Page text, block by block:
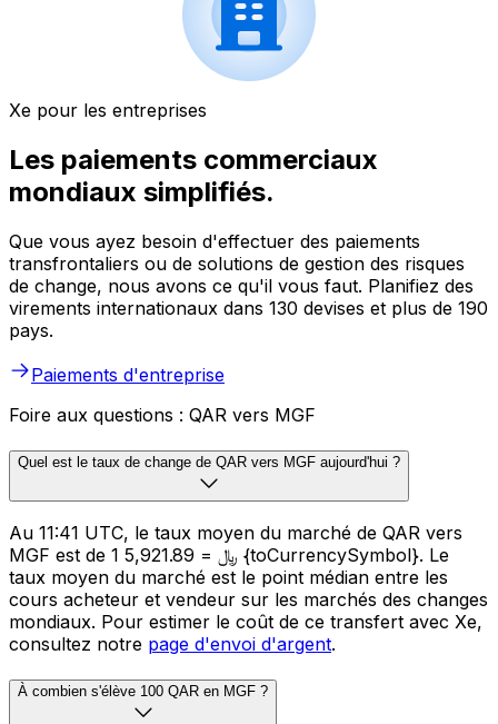
Xe pour les entreprises
Les paiements commerciaux
mondiaux simplifiés.
Que vous ayez besoin d'effectuer des paiements
transfrontaliers ou de solutions de gestion des risques
de change, nous avons ce qu'il vous faut. Planifiez des
virements internationaux dans 130 devises et plus de 190
pays.
Paiements d'entreprise
Foire aux questions : QAR vers MGF
Quel est le taux de change de QAR vers MGF aujourd'hui ?
Au 11:41 UTC, le taux moyen du marché de QAR vers
MGF est de 1 ﷼ = 5,921.89 {toCurrencySymbol}. Le
taux moyen du marché est le point médian entre les
cours acheteur et vendeur sur les marchés des changes
mondiaux. Pour estimer le coût de ce transfert avec Xe,
consultez notre page d'envoi d'argent.
À combien s'élève 100 QAR en MGF ?